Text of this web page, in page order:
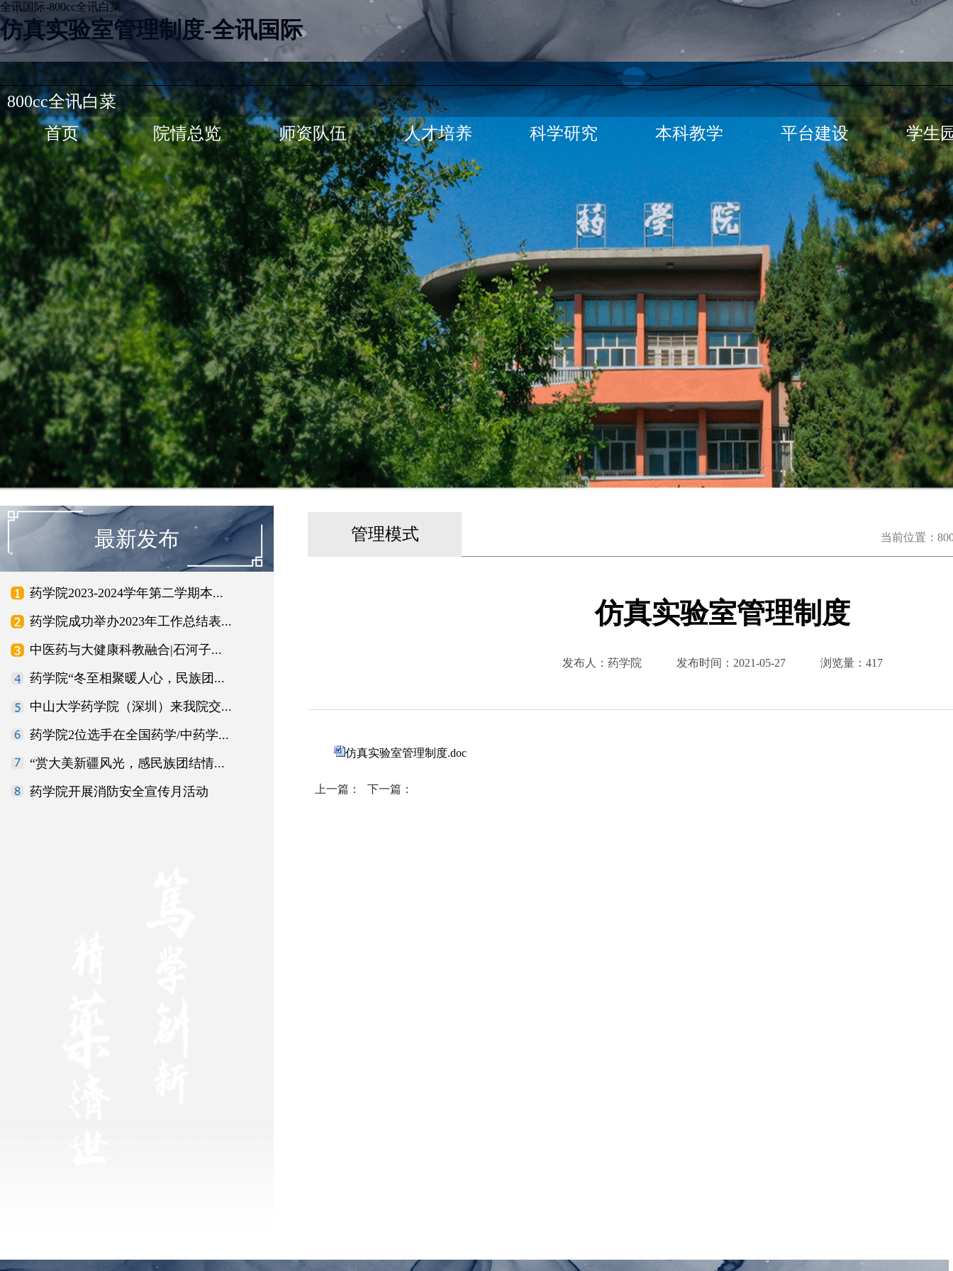
仿真实验室管理制度-全讯国际
全讯国际-800cc全讯白菜
800cc全讯白菜
首页
院情总览 师资队伍 人才培养 科学研究 本科教学 平台建设 学生
最新发布
药学院2023-2024学年第二学期本...
药学院成功举办2023年工作总结表...
中医药与大健康科教融合|石河子...
药学院“冬至相聚暖人心，民族团...
中山大学药学院（深圳）来我院交...
药学院2位选手在全国药学/中药学...
“赏大美新疆风光，感民族团结情...
药学院开展消防安全宣传月活动
管理模式 当前位置：
仿真实验室管理制度
发布人：药学院 发布时间： 2021-05-27 浏览量： 417
仿真实验室管理制度.doc
上一篇： 下一篇：